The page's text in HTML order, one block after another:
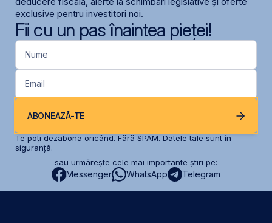
exclusive pentru investitori noi.
Fii cu un pas înaintea pieței!
Nume
Email
ABONEAZĂ-TE
Te poți dezabona oricând. Fără SPAM. Datele tale sunt în
siguranță.
sau urmărește cele mai importante știri pe:
Messenger WhatsApp Telegram